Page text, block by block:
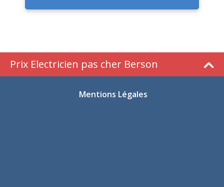
Prix Electricien pas cher Berson
Mentions Légales